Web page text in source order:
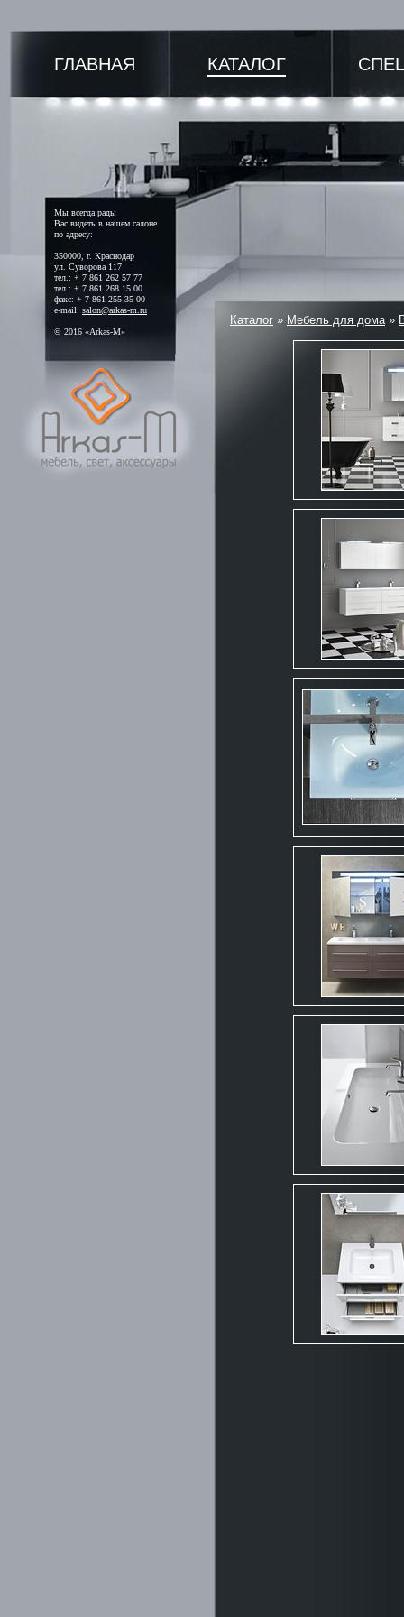
Мы всегда рады
Вас видеть в нашем салоне
по адресу:
350000, г. Краснодар
ул. Суворова 117
тел.: + 7 861 262 57 77
тел.: + 7 861 268 15 00
факс: + 7 861 255 35 00
e-mail: salon@arkas-m.ru
© 2016 «Arkas-M»
ГЛАВНАЯ КАТАЛОГ
Каталог » Мебель для дома»